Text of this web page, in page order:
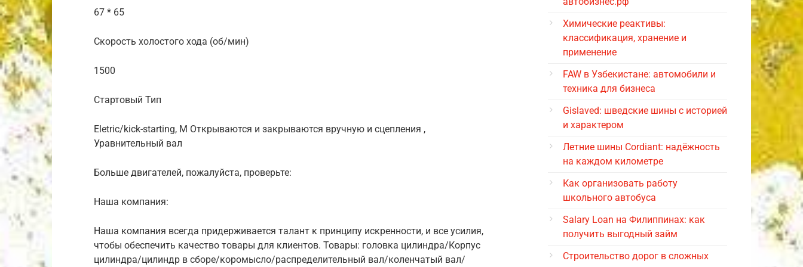
67 * 65
Скорость холостого хода (об/мин)
1500
Стартовый Тип
Eletric/kick-starting, M Открываются и закрываются вручную и сцепления ,
Уравнительный вал
Больше двигателей, пожалуйста, проверьте:
Наша компания:
Наша компания всегда придерживается талант к принципу искренности, и все усилия,
чтобы обеспечить качество товары для клиентов. Товары: головка цилиндра/Корпус
цилиндра/цилиндр в сборе/коромысло/распределительный вал/коленчатый вал/
Химические реактивы:
классификация, хранение и
применение
FAW в Узбекистане: автомобили и
техника для бизнеса
Gislaved: шведские шины с историей
и характером
Летние шины Cordiant: надёжность
на каждом километре
Как организовать работу
школьного автобуса
Salary Loan на Филиппинах: как
получить выгодный займ
Строительство дорог в сложных